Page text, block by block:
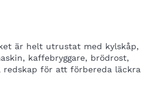
är helt utrustat med kylskåp,
kaffebryggare, brödrost,
redskap för att förbereda läckra